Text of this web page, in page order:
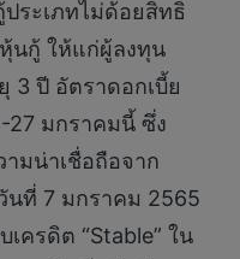
ระเภทไม่ด้อยสิทธิ
นกู้ ให้แก่ผู้ลงทุน
3 ปี อัตราดอกเบี้ย
27 มกราคมนี้ ซึ่ง
มน่าเชื่อถือจาก
นที่ 7 มกราคม 2565
ครดิต “Stable” ใน